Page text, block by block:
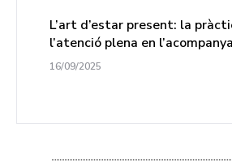
L’art d’estar present: la
l’atenció plena en
16/09/2025